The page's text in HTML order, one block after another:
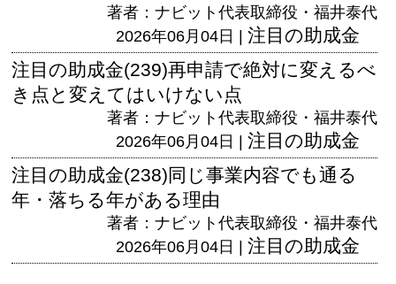
著者：ナビット代表取締役・福井泰代
2026年06月04日 | 注目の助成金
注目の助成金(239)再申請で絶対に変えるべ
き点と変えてはいけない点
著者：ナビット代表取締役・福井泰代
2026年06月04日 | 注目の助成金
注目の助成金(238)同じ事業内容でも通る
年・落ちる年がある理由
著者：ナビット代表取締役・福井泰代
2026年06月04日 | 注目の助成金